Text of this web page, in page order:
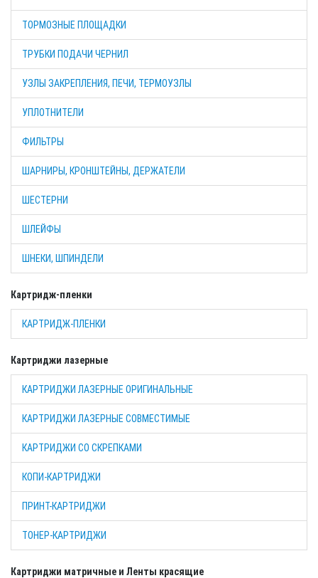
ТОРМОЗНЫЕ ПЛОЩАДКИ
ТРУБКИ ПОДАЧИ ЧЕРНИЛ
УЗЛЫ ЗАКРЕПЛЕНИЯ, ПЕЧИ, ТЕРМОУЗЛЫ
УПЛОТНИТЕЛИ
ФИЛЬТРЫ
ШАРНИРЫ, КРОНШТЕЙНЫ, ДЕРЖАТЕЛИ
ШЕСТЕРНИ
ШЛЕЙФЫ
ШНЕКИ, ШПИНДЕЛИ
Картридж-пленки
КАРТРИДЖ-ПЛЕНКИ
Картриджи лазерные
КАРТРИДЖИ ЛАЗЕРНЫЕ ОРИГИНАЛЬНЫЕ
КАРТРИДЖИ ЛАЗЕРНЫЕ СОВМЕСТИМЫЕ
КАРТРИДЖИ СО СКРЕПКАМИ
КОПИ-КАРТРИДЖИ
ПРИНТ-КАРТРИДЖИ
ТОНЕР-КАРТРИДЖИ
Картриджи матричные и Ленты красящие